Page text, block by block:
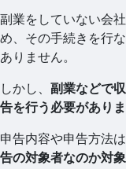
副業をしていない会
め、その手続きを行
ありません。
しかし、 副業などで
告を行う必要があり
申告内容や申告方法
告の対象者なのか対